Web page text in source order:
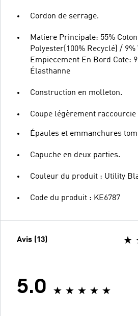
Cordon de serrage.
Matiere Principale: 55%
Polyester(100% Recyclé) / 9%
Empiecement En Bord Cote:
Élasthanne
Construction en molleton.
Coupe légèrement raccourcie
Épaules et emmanchures
Capuche en deux parties.
Couleur du produit : Utility
Code du produit : KE6787
Avis (13)
5.0